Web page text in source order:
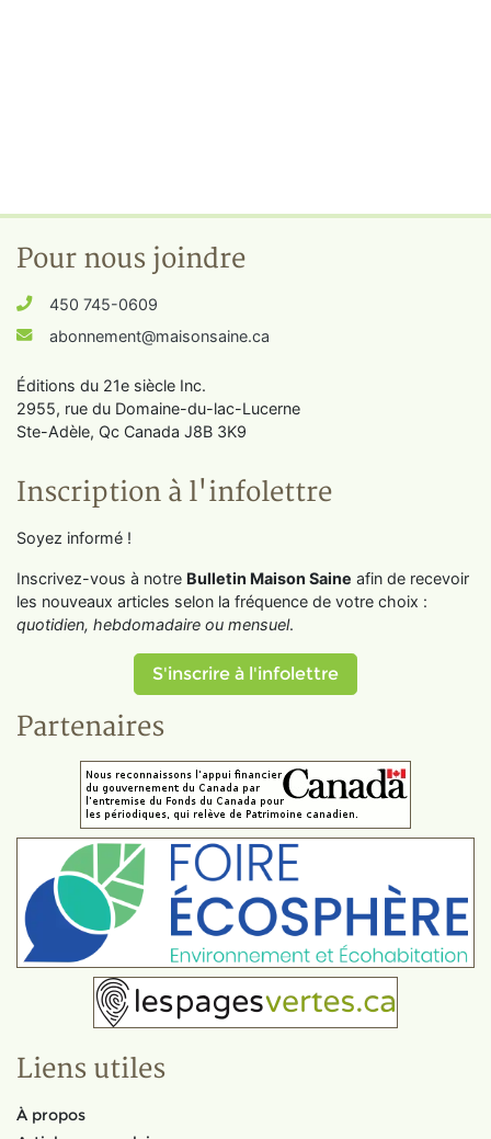
Pour nous joindre
450 745-0609
abonnement@maisonsaine.ca
Éditions du 21e siècle Inc.
2955, rue du Domaine-du-lac-Lucerne
Ste-Adèle, Qc Canada J8B 3K9
Inscription à l'infolettre
Soyez informé !
Inscrivez-vous à notre Bulletin Maison Saine afin de recevoir
les nouveaux articles selon la fréquence de votre choix :
quotidien, hebdomadaire ou mensuel.
S'inscrire à l'infolettre
Partenaires
Liens utiles
À propos